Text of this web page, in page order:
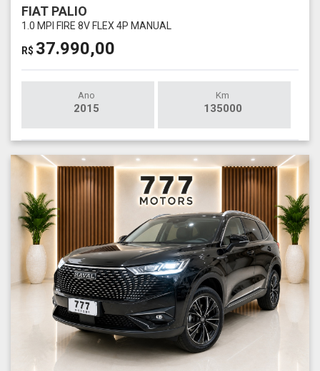
FIAT PALIO
1.0 MPI FIRE 8V FLEX 4P MANUAL
R$ 37.990,00
Ano
2015
Km
135000